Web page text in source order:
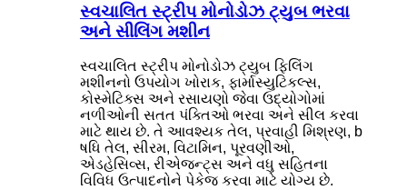
સ્વચાલિત સ્ટ્રીપ મોનોડોઝ ટ્યુબ ભરવા
અને સીલિંગ મશીન
સ્વચાલિત સ્ટ્રીપ મોનોડોઝ ટ્યુબ ફિલિંગ
મશીનનો ઉપયોગ ખોરાક, ફાર્માસ્યુટિકલ્સ,
કોસ્મેટિક્સ અને રસાયણો જેવા ઉદ્યોગોમાં
નળીઓની સતત પંક્તિઓ ભરવા અને સીલ કરવા
માટે થાય છે. તે આવશ્યક તેલ, પ્રવાહી મિશ્રણ, b
ષધિ તેલ, સીરમ, વિટામિન, પૂરવણીઓ,
એડહેસિવ્સ, રીએજન્ટ્સ અને વધુ સહિતના
વિવિધ ઉત્પાદનોને પેકેજ કરવા માટે યોગ્ય છે.